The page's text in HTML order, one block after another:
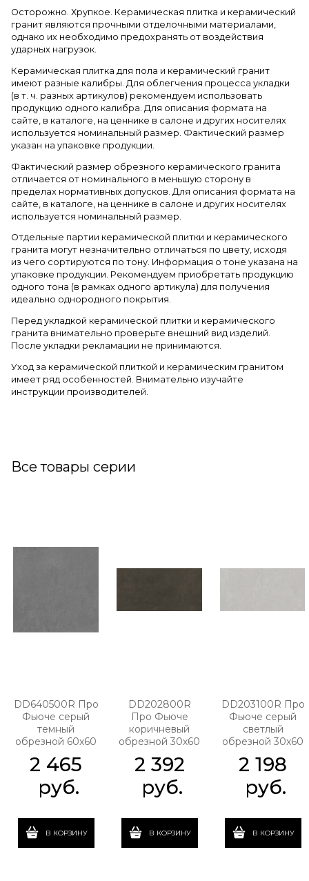
Осторожно. Хрупкое. Керамическая плитка и керамический
гранит являются прочными отделочными материалами,
однако их необходимо предохранять от воздействия
ударных нагрузок.
Керамическая плитка для пола и керамический гранит
имеют разные калибры. Для облегчения процесса укладки
(в т. ч. разных артикулов) рекомендуем использовать
продукцию одного калибра. Для описания формата на
сайте, в каталоге, на ценнике в салоне и других носителях
используется номинальный размер. Фактический размер
указан на упаковке продукции.
Фактический размер обрезного керамического гранита
отличается от номинального в меньшую сторону в
пределах нормативных допусков. Для описания формата на
сайте, в каталоге, на ценнике в салоне и других носителях
используется номинальный размер.
Отдельные партии керамической плитки и керамического
гранита могут незначительно отличаться по цвету, исходя
из чего сортируются по тону. Информация о тоне указана на
упаковке продукции. Рекомендуем приобретать продукцию
одного тона (в рамках одного артикула) для получения
идеально однородного покрытия.
Перед укладкой керамической плитки и керамического
гранита внимательно проверьте внешний вид изделий.
После укладки рекламации не принимаются.
Уход за керамической плиткой и керамическим гранитом
имеет ряд особенностей. Внимательно изучайте
инструкции производителей.
Все товары серии
DD640500R Про
Фьюче серый
темный
обрезной 60х60
2 465
руб.
В КОРЗИНУ
DD202800R
Про Фьюче
коричневый
обрезной 30х60
2 392
руб.
В КОРЗИНУ
DD203100R Про
Фьюче серый
светлый
обрезной 30х60
2 198
руб.
В КОРЗИНУ